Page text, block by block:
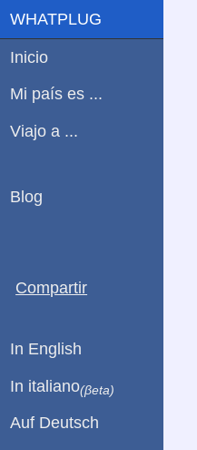
WHATPLUG
Inicio
Mi país es ...
Viajo a ...
Blog
Compartir
In English
In italiano(βeta)
Auf Deutsch